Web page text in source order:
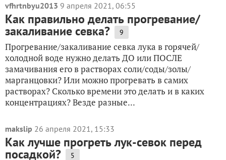
vfhrtnbyu2013 9 апреля 2021, 06:55
Как правильно делать прогревание/
закаливание севка? 9
Прогревание/закаливание севка лука в горячей/
холодной воде нужно делать ДО или ПОСЛЕ
замачивания его в растворах соли/соды/золы/
марганцовки? Или можно прогревать в самих
растворах? Сколько времени это делать и в каких
концентрациях? Везде разные...
makslip 26 апреля 2021, 15:33
Как лучше прогреть лук-севок перед
посадкой? 5